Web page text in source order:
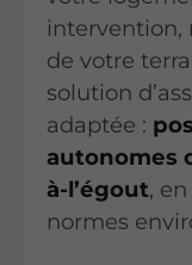
intervention,
de votre
solution
adaptée :
autonomes
à-l’égout,
normes